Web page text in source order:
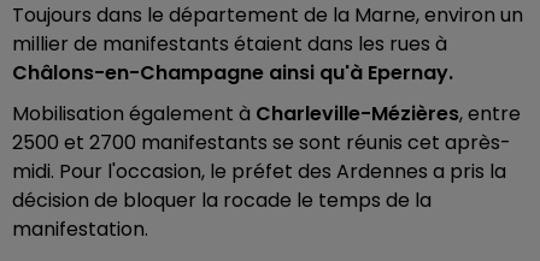
Toujours dans le département de la Marne, environ un
millier de manifestants étaient dans les rues à
Châlons-en-Champagne ainsi qu'à Epernay.
Mobilisation également à Charleville-Mézières, entre
2500 et 2700 manifestants se sont réunis cet après-
midi. Pour l'occasion, le préfet des Ardennes a pris la
décision de bloquer la rocade le temps de la
manifestation.